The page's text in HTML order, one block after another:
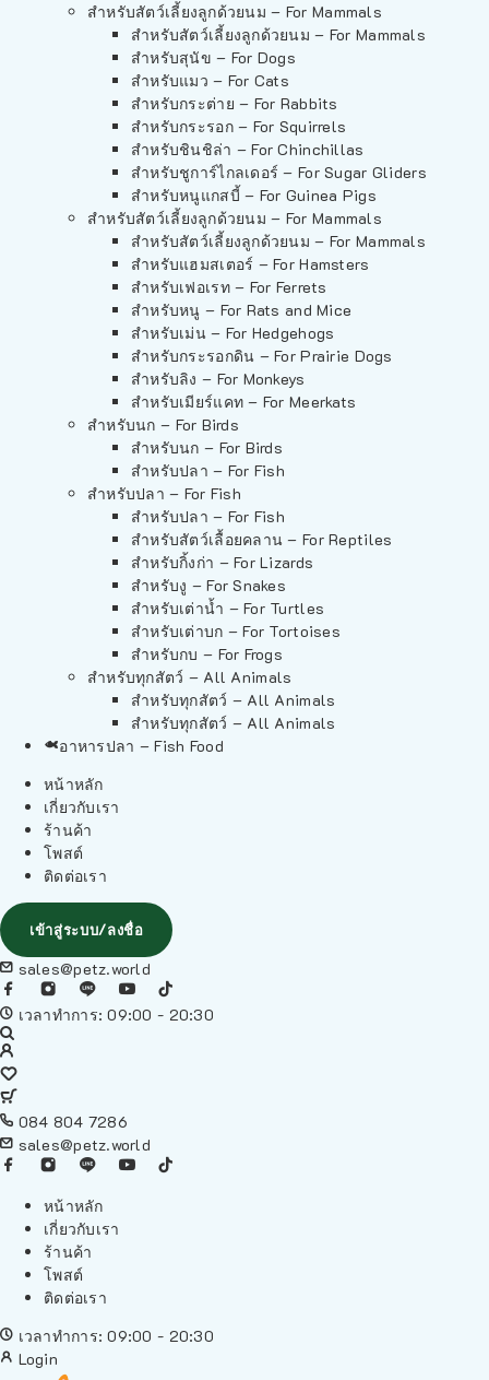
สำหรับสัตว์เลี้ยงลูกด้วยนม – For Mammals
สำหรับสัตว์เลี้ยงลูกด้วยนม – For Mammals
สำหรับสุนัข – For Dogs
สำหรับแมว – For Cats
สำหรับกระต่าย – For Rabbits
สำหรับกระรอก – For Squirrels
สำหรับชินชิล่า – For Chinchillas
สำหรับชูการ์ไกลเดอร์ – For Sugar Gliders
สำหรับหนูแกสบี้ – For Guinea Pigs
สำหรับสัตว์เลี้ยงลูกด้วยนม – For Mammals
สำหรับสัตว์เลี้ยงลูกด้วยนม – For Mammals
สำหรับแฮมสเตอร์ – For Hamsters
สำหรับเฟอเรท – For Ferrets
สำหรับหนู – For Rats and Mice
สำหรับเม่น – For Hedgehogs
สำหรับกระรอกดิน – For Prairie Dogs
สำหรับลิง – For Monkeys
สำหรับเมียร์แคท – For Meerkats
สำหรับนก – For Birds
สำหรับนก – For Birds
สำหรับปลา – For Fish
สำหรับปลา – For Fish
สำหรับปลา – For Fish
สำหรับสัตว์เลื้อยคลาน – For Reptiles
สำหรับกิ้งก่า – For Lizards
สำหรับงู – For Snakes
สำหรับเต่าน้ำ – For Turtles
สำหรับเต่าบก – For Tortoises
สำหรับกบ – For Frogs
สำหรับทุกสัตว์ – All Animals
สำหรับทุกสัตว์ – All Animals
สำหรับทุกสัตว์ – All Animals
อาหารปลา – Fish Food
หน้าหลัก
เกี่ยวกับเรา
ร้านค้า
โพสต์
ติดต่อเรา
เข้าสู่ระบบ/ลงชื่อ
sales@petz.world
เวลาทำการ: 09:00 - 20:30
084 804 7286
sales@petz.world
หน้าหลัก
เกี่ยวกับเรา
ร้านค้า
โพสต์
ติดต่อเรา
เวลาทำการ: 09:00 - 20:30
Login